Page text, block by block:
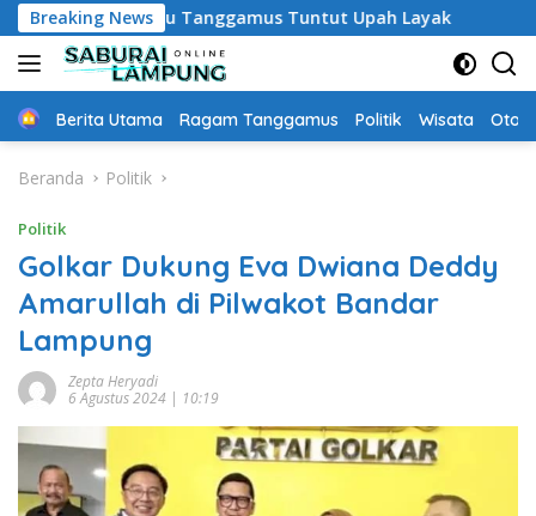
Langsung
ke
konten
Breaking News
Waktu Tanggamus Tuntut Upah Layak Aksi
Home
Berita Utama Ragam Tanggamus Politik Wisata Oto
Beranda Politik
Politik
Golkar Dukung Eva Dwiana Deddy
Amarullah di Pilwakot Bandar
Lampung
Zepta Heryadi
6 Agustus 2024 | 10:19